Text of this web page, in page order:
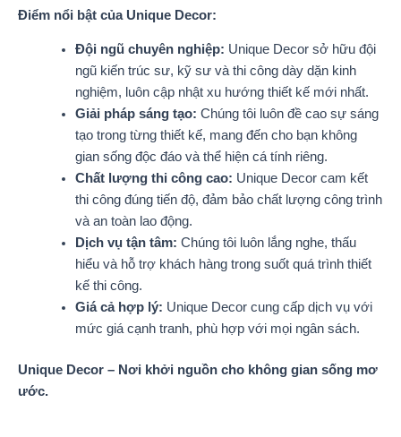
Điểm nổi bật của Unique Decor:
Đội ngũ chuyên nghiệp: Unique Decor sở hữu đội
ngũ kiến trúc sư, kỹ sư và thi công dày dặn kinh
nghiệm, luôn cập nhật xu hướng thiết kế mới nhất.
Giải pháp sáng tạo: Chúng tôi luôn đề cao sự sáng
tạo trong từng thiết kế, mang đến cho bạn không
gian sống độc đáo và thể hiện cá tính riêng.
Chất lượng thi công cao: Unique Decor cam kết
thi công đúng tiến độ, đảm bảo chất lượng công trình
và an toàn lao động.
Dịch vụ tận tâm: Chúng tôi luôn lắng nghe, thấu
hiểu và hỗ trợ khách hàng trong suốt quá trình thiết
kế thi công.
Giá cả hợp lý: Unique Decor cung cấp dịch vụ với
mức giá cạnh tranh, phù hợp với mọi ngân sách.
Unique Decor – Nơi khởi nguồn cho không gian sống mơ
ước.